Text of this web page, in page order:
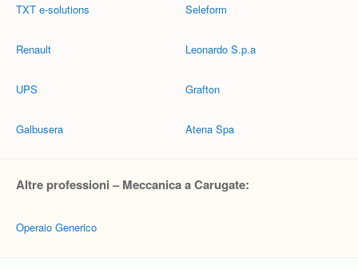
TXT e-solutions
Renault
UPS
Galbusera
Seleform
Leonardo S.p.a
Grafton
Atena Spa
Altre professioni – Meccanica a Carugate:
Operaio Generico